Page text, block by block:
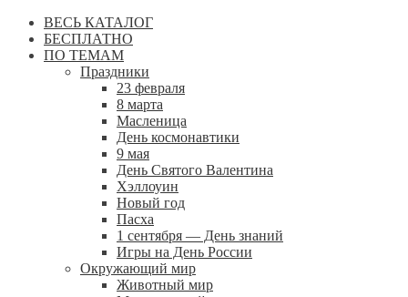
ВЕСЬ КАТАЛОГ
БЕСПЛАТНО
ПО ТЕМАМ
Праздники
23 февраля
8 марта
Масленица
День космонавтики
9 мая
День Святого Валентина
Хэллоуин
Новый год
Пасха
1 сентября — День знаний
Игры на День России
Окружающий мир
Животный мир